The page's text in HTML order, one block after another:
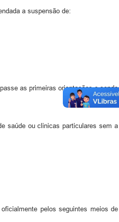
a suspensão de:
as primeiras orientações e sendo
saúde ou clinicas particulares sem a
pelos seguintes meios de